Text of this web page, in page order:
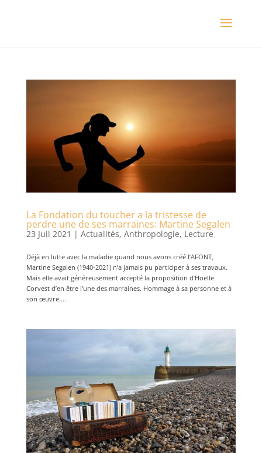
La Fondation du toucher a la tristesse de
perdre une de ses marraines: Martine Segalen
23 Juil 2021 | Actualités, Anthropologie, Lecture
Déjà en lutte avec la maladie quand nous avons créé l’AFONT,
Martine Segalen (1940-2021) n’a jamais pu participer à ses travaux.
Mais elle avait généreusement accepté la proposition d’Hoëlle
Corvest d’en être l’une des marraines. Hommage à sa personne et à
son œuvre....